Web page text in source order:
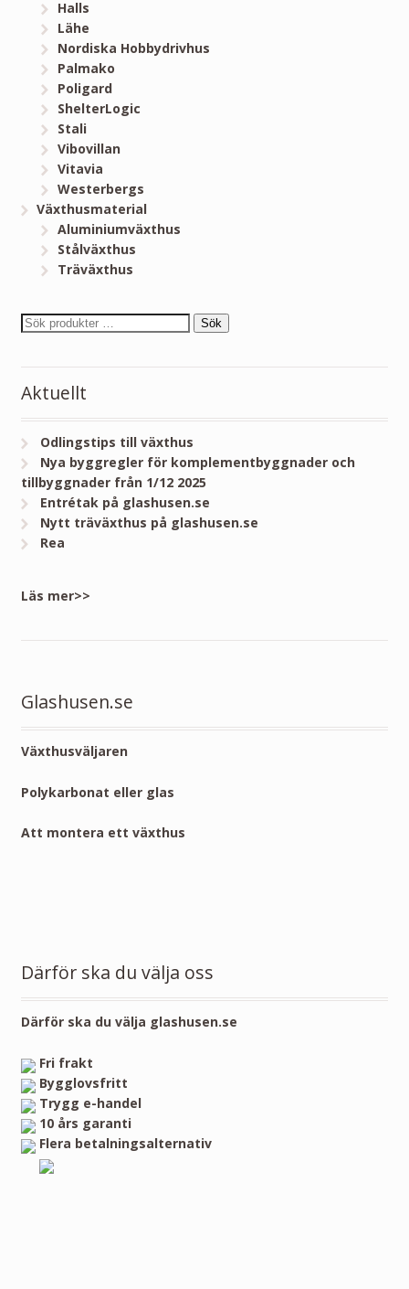
Halls
Lähe
Nordiska Hobbydrivhus
Palmako
Poligard
ShelterLogic
Stali
Vibovillan
Vitavia
Westerbergs
Växthusmaterial
Aluminiumväxthus
Stålväxthus
Träväxthus
Sök
Aktuellt
Odlingstips till växthus
Nya byggregler för komplementbyggnader och
tillbyggnader från 1/12 2025
Entrétak på glashusen.se
Nytt träväxthus på glashusen.se
Rea
Läs mer>>
Glashusen.se
Växthusväljaren
Polykarbonat eller glas
Att montera ett växthus
Därför ska du välja oss
Därför ska du välja glashusen.se
Fri frakt
Bygglovsfritt
Trygg e-handel
10 års garanti
Flera betalningsalternativ